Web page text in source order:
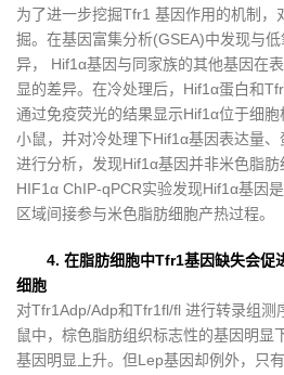
为了进一步挖掘Tfr1 基因作用的机制，
掘。在基因富集分析(GSEA)中发现与
异， Hif1α基因与同家族的其他基因在
显的差异。在冷处理后，Hif1α蛋白和
通过免疫荧光的结果显示Hif1α位于细
小鼠，并对冷处理下Hif1α基因表达量
进行分析，发现Hif1α基因并非米色脂肪
HIF1α ChIP-qPCR实验发现Hif1α基因
区域间接参与米色脂肪细胞产热过程。
4. 在脂肪细胞中Tfr1基因缺失会促
细胞
对Tfr1Adp/Adp和Tfr1fl/fl 进行转录组测
鼠中，棕色脂肪组织标志性的基因明显
基因明显上升。但Lep基因却例外，只